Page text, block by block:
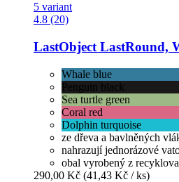
5 variant
4.8 (20)
LastObject LastRound,
Whale blue
Penguin black
Sea turtle green
Coral red
Dolphin turquoise
ze dřeva a bavlněných
nahrazují jednorázové
obal vyrobený z
290,00 Kč (41,43 Kč / ks)